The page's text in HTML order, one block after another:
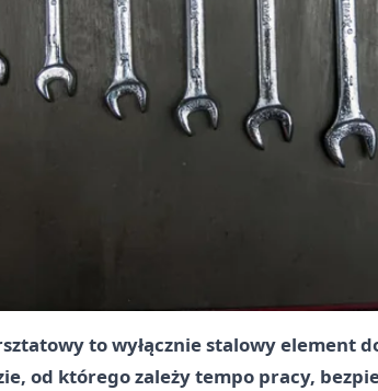
to wyłącznie stalowy element
od którego zależy tempo pracy,